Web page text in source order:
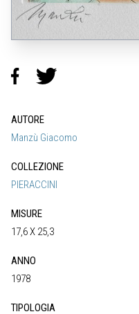
AUTORE
Manzù Giacomo
COLLEZIONE
PIERACCINI
MISURE
17,6 X 25,3
ANNO
1978
TIPOLOGIA